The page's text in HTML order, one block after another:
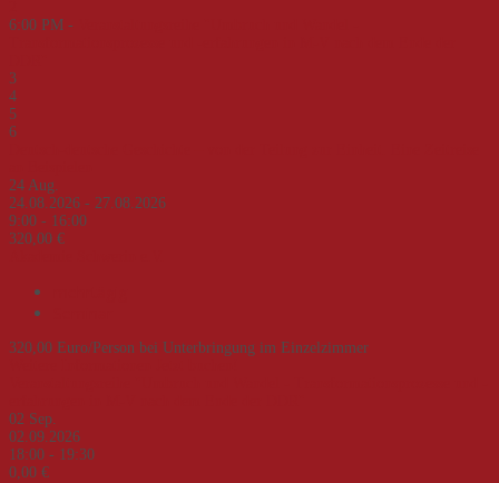
6:00 PM -
3
4
5
6
24 Aug.
24.08.2026 - 27.08.2026
9:00 - 16:00
320,00 €
320,00 Euro/Person bei Unterbringung im Einzelzimmer
02 Sep.
02.09.2026
18:00 - 19:30
0,00 €